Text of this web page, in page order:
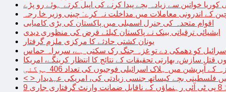
خواتین سے زیادہ بچے پیدا کرنے کی اپیل کرتے ہوئے رو پڑے
کے اندرونی معاملات میں مداخلت نہ کرے: چینی وزیر خا رجہ
اقوام متحدہ کی جنرل اسمبلی میں پاکستان کی بڑی کامیابی
ایشیائی ترقیاتی بینک نے پاکستان کیلئے قرض کی منظوری دیدی
یونان کشتی حادثے کا مرکزی ملزم گرفتار
کو دھمکی دے تو غزہ جنگ رک سکتی ہے، سربراہ حماس
قتل سازش، بھارتی تحقیقات کے نتائج کا انتظار کرینگے، امریکا
کے آپریشن میں ہلاک اسرائیلی فوجیوں کی تعداد 406 ہوگئی
میں فلسطینی بچے کیساتھ جنسی زیادتی کی، امریکی عہدیدار